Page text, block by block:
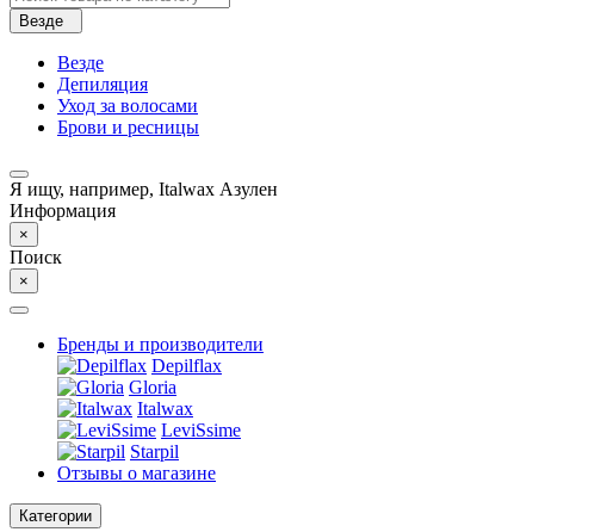
Везде
Везде
Депиляция
Уход за волосами
Брови и ресницы
Я ищу, например, Italwax Азулен
Информация
×
Поиск
×
Бренды и производители
Depilflax
Gloria
Italwax
LeviSsime
Starpil
Отзывы о магазине
Категории